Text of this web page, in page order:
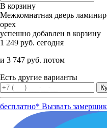
В корзину
Межкомнатная дверь
орех
успешно добавлен в корзину
1 249 руб. сегодня
и 3 747 руб. потом
Есть другие варианты
бесплатно* Вызвать